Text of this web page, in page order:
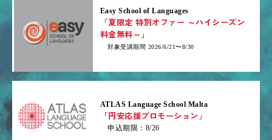
Easy School of Languages
「夏限定 特別オファー ～ハイシーズン
料金無料～」
対象受講期間 2026/6/21〜8/30
ATLAS Language School Malta
「円安応援プロモーション」
申込期限：8/26